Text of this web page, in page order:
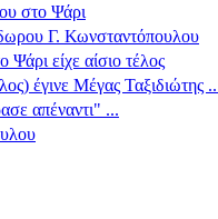
στο Ψάρι
Γ. Κωνσταντόπουλου
είχε αίσιο τέλος
έγινε Μέγας Ταξιδιώτης
απέναντι" ...